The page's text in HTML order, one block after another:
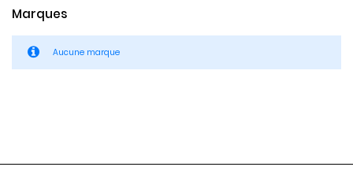
Marques
Aucune marque